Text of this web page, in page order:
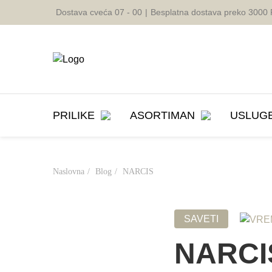
Dostava cveća 07 - 00 | Besplatna dostava preko 3000
PRILIKE
Rodjendan
8. mart
Saucesca
ASORTIMAN
Ruze u Kutiji
Cvetne Korpe
Naslovna Blog NARCIS
SAVETI